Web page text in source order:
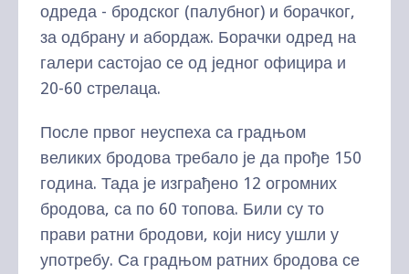
одреда - бродског (палубног) и борачког,
за одбрану и абордаж. Борачки одред на
галери састојао се од једног официра и
20-60 стрелаца.
После првог неуспеха са градњом
великих бродова требало је да прође 150
година. Тада је изграђено 12 огромних
бродова, са по 60 топова. Били су то
прави ратни бродови, који нису ушли у
употребу. Са градњом ратних бродова се